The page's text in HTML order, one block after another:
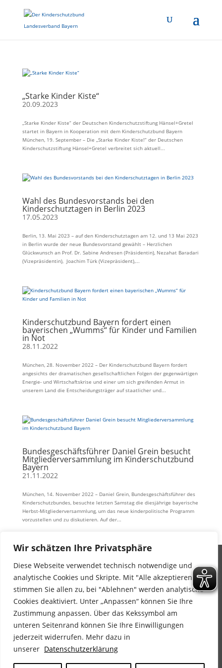
Wir schätzen Ihre Privatsphäre
Diese Webseite verwendet technisch notwendige und
analytische Cookies und Skripte. Mit "Alle akzeptieren"
stimmen Sie allen zu, bei "Ablehnen" werden analytische
Cookies deaktiviert. Unter „Anpassen“ können Sie Ihre
Zustimmung anpassen. Über das Kekssymbol am
unteren Seitenrand können Sie Ihre Einwilligungen
jederzeit widerrufen. Mehr dazu in
unserer Datenschutzerklärung
„Starke Kinder Kiste“
20.09.2023
„Starke Kinder Kiste“ der Deutschen Kinderschutzstiftung Hänsel+Gretel
startet in Bayern in Kooperation mit dem Kinderschutzbund Bayern
München, 19. September – Die „Starke Kinder Kiste!“ der Deutschen
Kinderschutzstiftung Hänsel+Gretel verbreitet sich aktuell...
Wahl des Bundesvorstands bei den
Kinderschutztagen in Berlin 2023
17.05.2023
Berlin, 13. Mai 2023 – auf den Kinderschutztagen am 12. und 13 Mai 2023
in Berlin wurde der neue Bundesvorstand gewählt – Herzlichen
Glückwunsch an Prof. Dr. Sabine Andresen (Präsidentin), Nezahat Baradari
(Vizepräsidentin), Joachim Türk (Vizepräsident),...
Kinderschutzbund Bayern fordert einen
bayerischen „Wumms“ für Kinder und Familien
in Not
28.11.2022
München, 28. November 2022 – Der Kinderschutzbund Bayern fordert
angesichts der dramatischen gesellschaftlichen Folgen der gegenwärtigen
Energie- und Wirtschaftskrise und einer um sich greifenden Armut in
unserem Land die Entscheidungsträger auf staatlicher und...
Bundesgeschäftsführer Daniel Grein besucht
Mitgliederversammlung im Kinderschutzbund
Bayern
21.11.2022
München, 14. November 2022 – Daniel Grein, Bundesgeschäftsführer des
Kinderschutzbundes, besuchte letzten Samstag die diesjährige bayerische
Herbst-Mitgliederversammlung, um das neue kinderpolitische Programm
vorzustellen und zu diskutieren. Auf der...
Impressum
Datenschutz
Barrierefreiheitserklärung
Wir sind auf Facebook